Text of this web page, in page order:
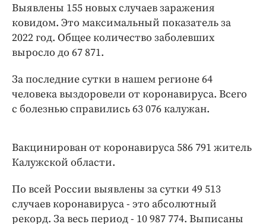
Бренд года
Работодатель года
Выявлены 155 новых случаев заражения
ковидом. Это максимальный показатель за
2022 год. Общее количество заболевших
выросло до 67 871.
За последние сутки в нашем регионе 64
человека выздоровели от коронавируса. Всего
с болезнью справились 63 076 калужан.
Вакцинирован от коронавируса 586 791 житель
Калужской области.
По всей России выявлены за сутки 49 513
случаев коронавируса - это абсолютный
рекорд. За весь период - 10 987 774. Выписаны